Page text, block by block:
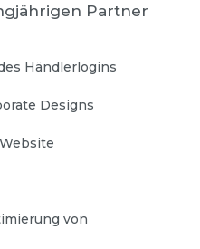
Partner
Händlerlogins
Designs
von